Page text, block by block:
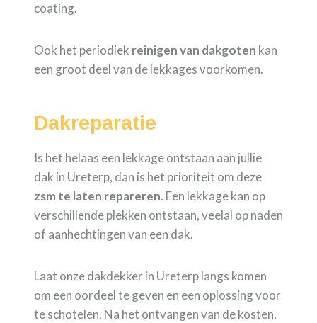
coating.
Ook het periodiek reinigen van dakgoten kan
een groot deel van de lekkages voorkomen.
Dakreparatie
Is het helaas een lekkage ontstaan aan jullie
dak in Ureterp, dan is het prioriteit om deze
zsm te laten repareren. Een lekkage kan op
verschillende plekken ontstaan, veelal op naden
of aanhechtingen van een dak.
Laat onze dakdekker in Ureterp langs komen
om een oordeel te geven en een oplossing voor
te schotelen. Na het ontvangen van de kosten,